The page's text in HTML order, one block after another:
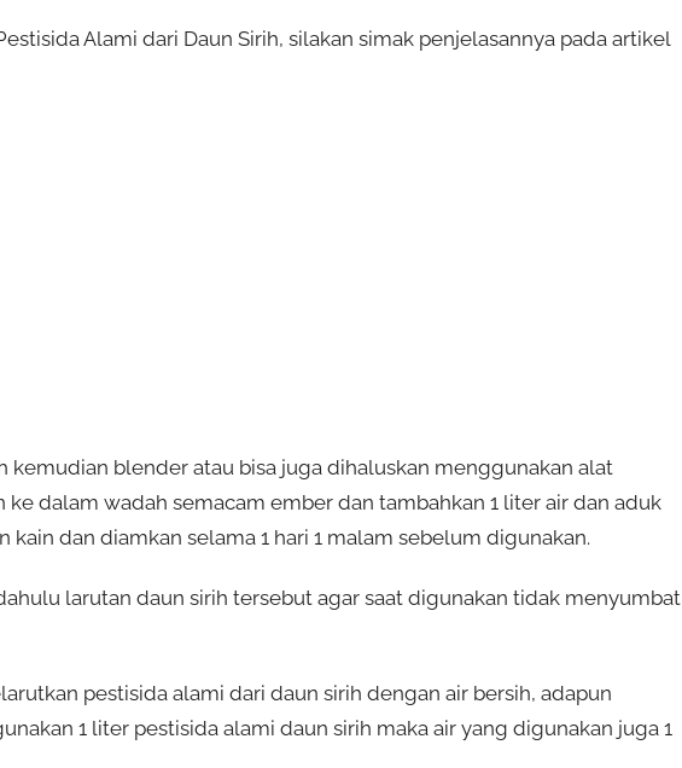
Alami dari Daun Sirih, silakan simak penjelasannya pada artikel
kemudian blender atau bisa juga dihaluskan menggunakan alat
ke dalam wadah semacam ember dan tambahkan 1 liter air dan aduk
dan diamkan selama 1 hari 1 malam sebelum digunakan.
larutan daun sirih tersebut agar saat digunakan tidak menyumbat
pestisida alami dari daun sirih dengan air bersih, adapun
1 liter pestisida alami daun sirih maka air yang digunakan juga 1